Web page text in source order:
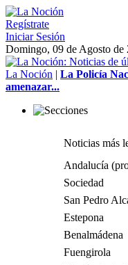
Regístrate
Iniciar Sesión
Domingo, 09 de Agosto de
La Noción | La Policía
amenazar...
Noticias más
Andalucía
Sociedad
San Pedro
Estepona
Benalmádena
Fuengirola